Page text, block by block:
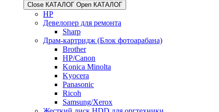
Ножи
Запчасти для ремонта оргтехники
ADF / Сканер / Крышки
Kyocera
Samsung
Xerox
Cепаратор / Палец отделения теф.вала
Kyocera
Ricoh
Блок проявки DV
HP
Close КАТАЛОГ Open КАТАЛОГ
HP
Девелопер для ремонта
Sharp
Драм-картридж (Блок фотоарабана)
Brother
HP/Canon
Konica Minolta
Kyocera
Panasonic
Ricoh
Samsung/Xerox